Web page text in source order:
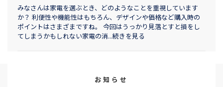
みなさんは家電を選ぶとき、どのようなことを重視しています
か？ 利便性や機能性はもちろん、デザインや価格など購入時の
ポイントはさまざまですね。 今回はうっかり見落とすと損をし
てしまうかもしれない家電の消...続きを見る
お知らせ